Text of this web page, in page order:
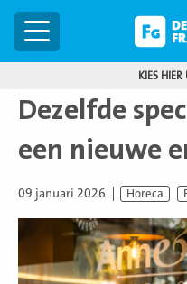
Menu
KIES
Dezelfde
een nieuwe
09 januari 2026 Horeca